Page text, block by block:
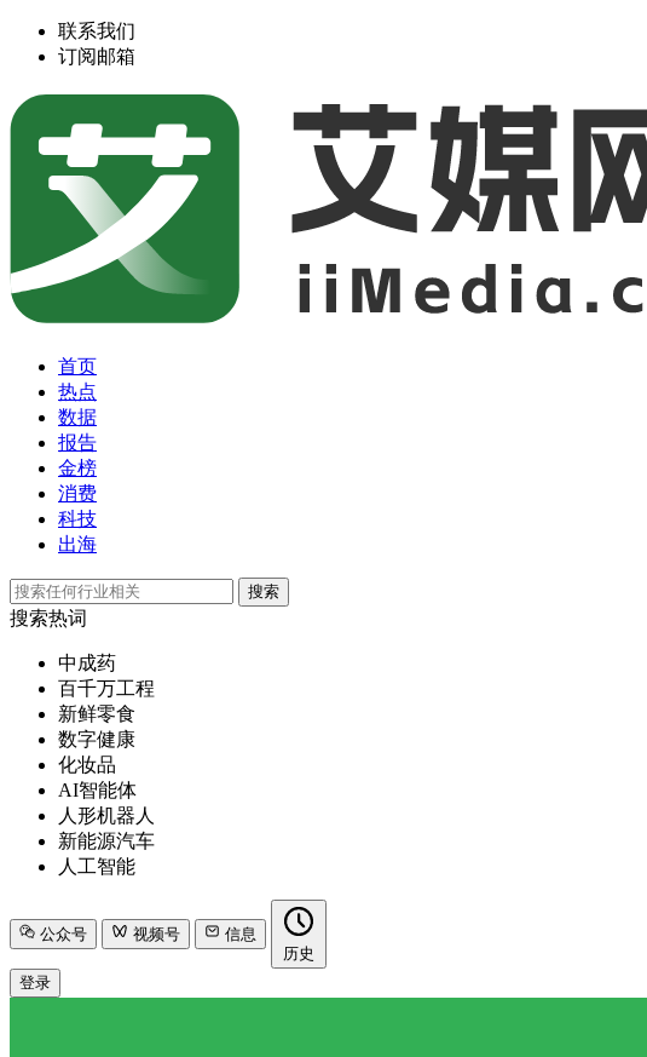
联系我们
订阅邮箱
首页
热点
数据
报告
金榜
消费
科技
出海
搜索
搜索热词
中成药
百千万工程
新鲜零食
数字健康
化妆品
AI智能体
人形机器人
新能源汽车
人工智能
公众号 视频号
信息
历史
登录